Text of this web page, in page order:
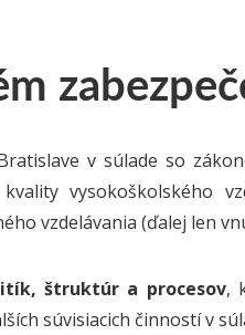
v súlade so
vysokoškolského
vzdelávania (ďalej len
štruktúr a procesov,
súvisiacich činností v